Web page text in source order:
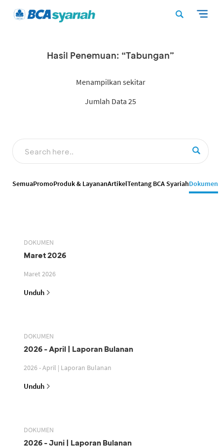
Hasil Penemuan: “Tabungan”
Menampilkan sekitar
Jumlah Data 25
SemuaPromoProduk & LayananArtikelTentang BCA SyariahDokumen
DOKUMEN
Maret 2026
Maret 2026
Unduh
DOKUMEN
2026 - April | Laporan Bulanan
2026 - April | Laporan Bulanan
Unduh
DOKUMEN
2026 - Juni | Laporan Bulanan